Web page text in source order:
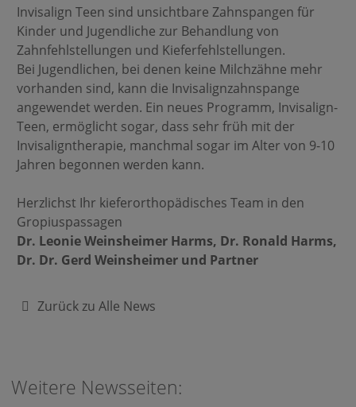
Invisalign Teen sind unsichtbare Zahnspangen für
Kinder und Jugendliche zur Behandlung von
Zahnfehlstellungen und Kieferfehlstellungen.
Bei Jugendlichen, bei denen keine Milchzähne mehr
vorhanden sind, kann die Invisalignzahnspange
angewendet werden. Ein neues Programm, Invisalign-
Teen, ermöglicht sogar, dass sehr früh mit der
Invisaligntherapie, manchmal sogar im Alter von 9-10
Jahren begonnen werden kann.
Herzlichst Ihr kieferorthopädisches Team in den
Gropiuspassagen
Dr. Leonie Weinsheimer Harms, Dr. Ronald Harms,
Dr. Dr. Gerd Weinsheimer und Partner
Zurück zu Alle News
Weitere Newsseiten: